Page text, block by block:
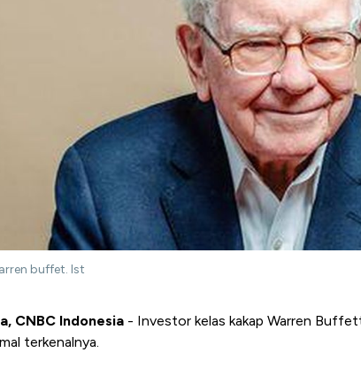
buffet. Ist
CNBC Indonesia - Investor kelas kakap Warren
terkenalnya.